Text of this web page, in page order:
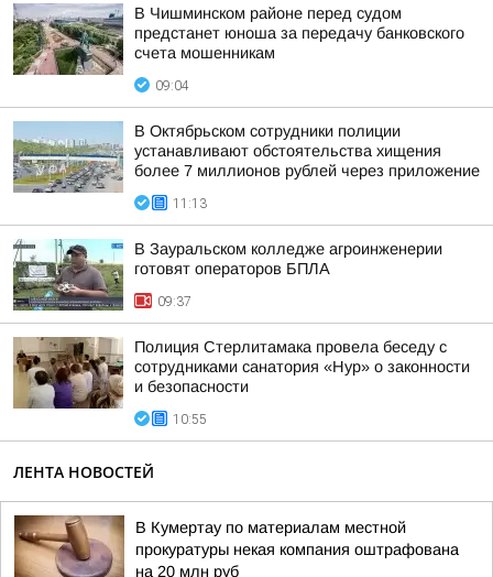
В Чишминском районе перед судом
предстанет юноша за передачу банковского
счета мошенникам
09:04
В Октябрьском сотрудники полиции
устанавливают обстоятельства хищения
более 7 миллионов рублей через приложение
11:13
В Зауральском колледже агроинженерии
готовят операторов БПЛА
09:37
Полиция Стерлитамака провела беседу с
сотрудниками санатория «Нур» о законности
и безопасности
10:55
ЛЕНТА НОВОСТЕЙ
В Кумертау по материалам местной
прокуратуры некая компания оштрафована
на 20 млн руб